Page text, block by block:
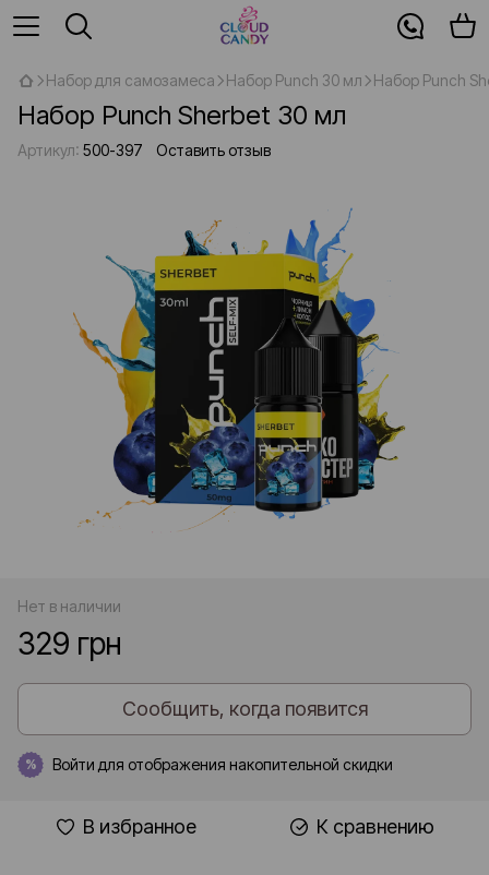
Набор для самозамеса Набор Punch 30 мл Набор Punch
Набор Punch Sherbet 30 мл
Артикул: 500-397 Оставить отзыв
Нет в наличии
329 грн
Сообщить, когда появится
% Войти для отображения накопительной скидки
В избранное К сравнению